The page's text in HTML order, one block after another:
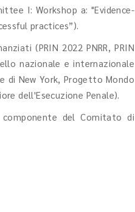
I: Workshop a: "Evidence-
practices”).
(PRIN 2022 PNRR, PRIN
nazionale e internazionale
di New York, Progetto Mondo
dell'Esecuzione Penale).
del Comitato di